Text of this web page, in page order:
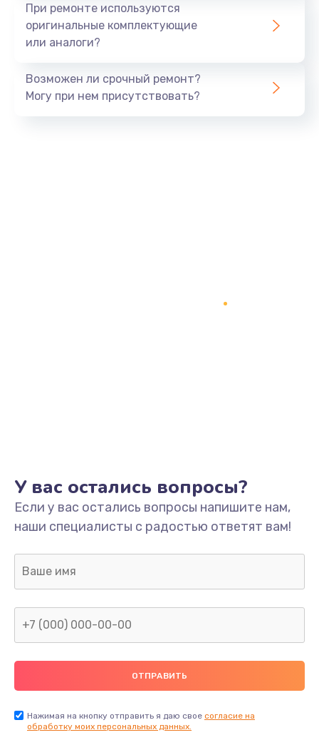
990 руб.
Замена USB порта
1060 руб.
Замена термопасты
995 руб.
Замена северного моста
2600 руб.
При ремонте используются
оригинальные комплектующие
или аналоги?
Возможен ли срочный ремонт?
Могу при нем присутствовать?
У вас остались вопросы?
Если у вас остались вопросы напишите нам,
наши специалисты с радостью ответят вам!
Нажимая на кнопку отправить я даю свое согласие на
обработку моих персональных данных.